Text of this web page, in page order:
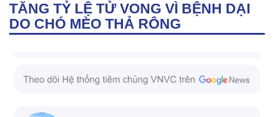
TĂNG TỶ LỆ TỬ VONG VÌ BỆNH DẠI
DO CHÓ MÈO THẢ RÔNG